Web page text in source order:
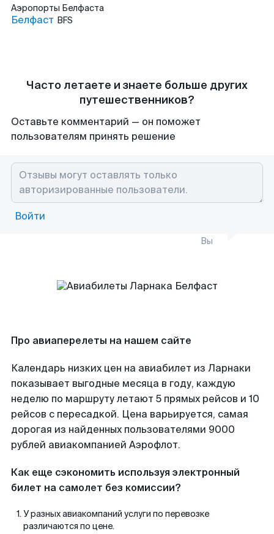
Аэропорты Белфаста
Белфаст BFS
Часто летаете и знаете больше других
путешественников?
Оставьте комментарий — он поможет
пользователям принять решение
Войти
Вы
Про авиаперелеты на нашем сайте
Календарь низких цен на авиабилет из Ларнаки
показывает выгодные месяца в году, каждую
неделю по маршруту летают 5 прямых рейсов и 10
рейсов с пересадкой. Цена варьируется, самая
дорогая из найденных пользователями 9000
рублей авиакомпанией Аэрофлот.
Как еще сэкономить используя электронный
билет на самолет без комиссии?
У разных авиакомпаний услуги по перевозке
различаются по цене.